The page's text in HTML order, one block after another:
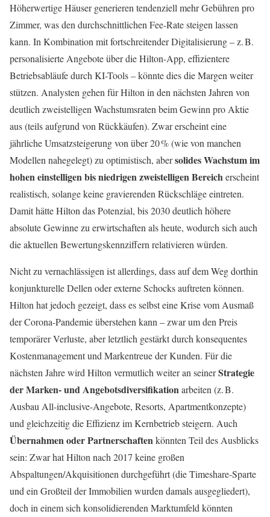
Höherwertige Häuser generieren tendenziell mehr Gebühren pro
Zimmer, was den durchschnittlichen Fee-Rate steigen lassen
kann. In Kombination mit fortschreitender Digitalisierung – z. B.
personalisierte Angebote über die Hilton-App, effizientere
Betriebsabläufe durch KI-Tools – könnte dies die Margen weiter
stützen. Analysten gehen für Hilton in den nächsten Jahren von
deutlich zweistelligen Wachstumsraten beim Gewinn pro Aktie
aus (teils aufgrund von Rückkäufen). Zwar erscheint eine
jährliche Umsatzsteigerung von über 20 % (wie von manchen
Modellen nahegelegt) zu optimistisch, abersolides Wachstum im
hohen einstelligen bis niedrigen zweistelligen Bereicherscheint
realistisch, solange keine gravierenden Rückschläge eintreten.
Damit hätte Hilton das Potenzial, bis 2030 deutlich höhere
absolute Gewinne zu erwirtschaften als heute, wodurch sich auch
die aktuellen Bewertungskennziffern relativieren würden.
Nicht zu vernachlässigen ist allerdings, dass auf dem Weg dorthin
konjunkturelle Dellen oder externe Schocks auftreten können.
Hilton hat jedoch gezeigt, dass es selbst eine Krise vom Ausmaß
der Corona-Pandemie überstehen kann – zwar um den Preis
temporärer Verluste, aber letztlich gestärkt durch konsequentes
Kostenmanagement und Markentreue der Kunden. Für die
nächsten Jahre wird Hilton vermutlich weiter an seinerStrategie
der Marken- und Angebotsdiversifikationarbeiten (z. B.
Ausbau All-inclusive-Angebote, Resorts, Apartmentkonzepte)
und gleichzeitig die Effizienz im Kernbetrieb steigern. Auch
Übernahmen oder Partnerschaftenkönnten Teil des Ausblicks
sein: Zwar hat Hilton nach 2017 keine großen
Abspaltungen/Akquisitionen durchgeführt (die Timeshare-Sparte
und ein Großteil der Immobilien wurden damals ausgegliedert),
doch in einem sich konsolidierenden Marktumfeld könnten